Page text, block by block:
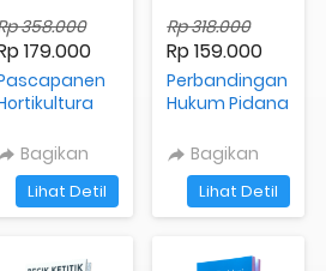
358.000
179.000
Bagikan
`
Lihat Detil
Rp 318.000
Rp 159.000
Perbandingan
Hukum Pidana
Bagikan
`
Lihat Detil